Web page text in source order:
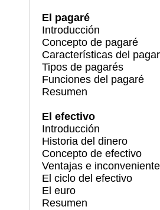
El pagaré
Introducción
Concepto de pagaré
Características del
Tipos de pagarés
Funciones del pagaré
Resumen
El efectivo
Introducción
Historia del dinero
Concepto de efectivo
Ventajas e
El ciclo del efectivo
El euro
Resumen